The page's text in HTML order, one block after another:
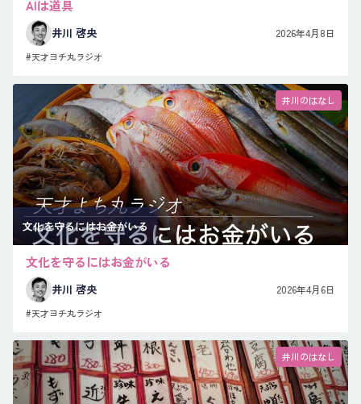
AIは道具
井川 啓央 2026年4月8日
#天才ヨチ丸ラジオ
井川のはなし
文化を守るにはお金がいる
文化を守るにはお金がいる
井川 啓央 2026年4月6日
#天才ヨチ丸ラジオ
井川のはなし